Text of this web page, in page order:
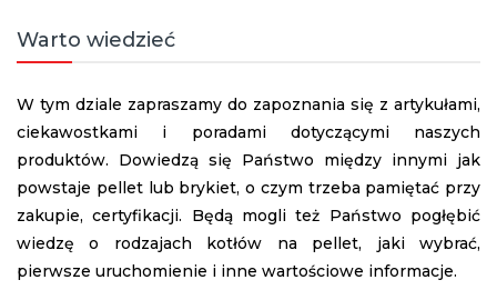
Warto wiedzieć
W tym dziale zapraszamy do zapoznania się z artykułami,
ciekawostkami i poradami dotyczącymi naszych
produktów. Dowiedzą się Państwo między innymi jak
powstaje pellet lub brykiet, o czym trzeba pamiętać przy
zakupie, certyfikacji. Będą mogli też Państwo pogłębić
wiedzę o rodzajach kotłów na pellet, jaki wybrać,
pierwsze uruchomienie i inne wartościowe informacje.